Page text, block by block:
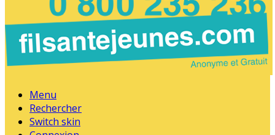
Menu
Rechercher
Switch skin